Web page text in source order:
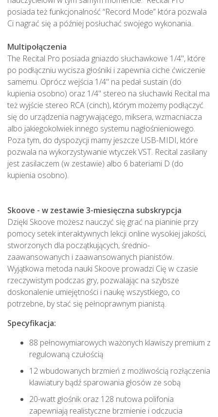
posiada też funkcjonalność “Record Mode” która pozwala
Ci nagrać się a później posłuchać swojego wykonania.
Multipołączenia
The Recital Pro posiada gniazdo słuchawkowe 1/4", które
po podłączniu wycisza głośniki i zapewnia ciche ćwiczenie
samemu. Oprócz wejścia 1/4" na pedał sustain (do
kupienia osobno) oraz 1/4" stereo na słuchawki Recital ma
też wyjście stereo RCA (cinch), którym możemy podłączyć
się do urządzenia nagrywającego, miksera, wzmacniacza
albo jakiegokolwiek innego systemu nagłośnieniowego.
Poza tym, do dyspozycji mamy jeszcze USB-MIDI, które
pozwala na wykorzystywanie wtyczek VST. Recital zasilany
jest zasilaczem (w zestawie) albo 6 bateriami D (do
kupienia osobno).
Skoove - w zestawie 3-miesięczna subskrypcja
Dzięki Skoove możesz nauczyć się grać na pianinie przy
pomocy setek interaktywnych lekcji online wysokiej jakości,
stworzonych dla początkujących, średnio-
zaawansowanych i zaawansowanych pianistów.
Wyjątkowa metoda nauki Skoove prowadzi Cię w czasie
rzeczywistym podczas gry, pozwalając na szybsze
doskonalenie umiejętności i naukę wszystkiego, co
potrzebne, by stać się pełnoprawnym pianistą.
Specyfikacja:
88 pełnowymiarowych ważonych klawiszy premium z
regulowaną czułością
12 wbudowanych brzmień z możliwością rozłączenia
klawiatury bądź sparowania głosów ze sobą
20-watt głośnik oraz 128 nutowa polifonia
zapewniają realistyczne brzmienie i odczucia